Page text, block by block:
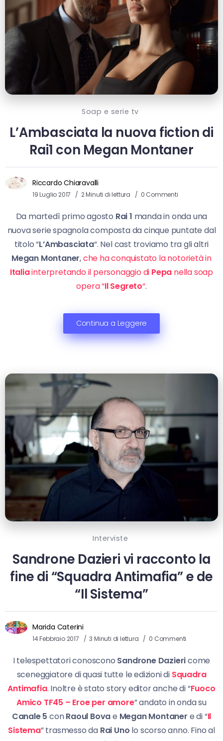
Soap e serie tv
L’Ambasciata la nuova fiction di
Rai1 con Megan Montaner
Riccardo Chiaravalli
19 Luglio 2017 2 Minuti di lettura 0 Commenti
Da martedì primo agosto Rai 1 manda in onda una
nuova serie spagnola composta da cinque puntate dal
titolo “L’Ambasciata“. Nel cast troviamo tra gli altri
Megan Montaner,che ha conquistato la notorietà in
Italiainterpretando il personaggio di Pepa nella soap
opera “Il Segreto“.
Continua a Leggere
Interviste
Sandrone Dazieri vi racconto la
fine di “Squadra Antimafia” e de
“Il Sistema”
Marida Caterini
14 Febbraio 2017 3 Minuti di lettura 0 Commenti
I telespettatori conoscono Sandrone Daziericome
sceneggiatore di quasi tutte le edizioni di Squadra
Antimafia. Inoltre è stato story editor anche di “Fuoco
Amico TF45 – Eroe per amore” andato in onda su
Canale 5 conRaoul Bovae Megan Montaner e di “Il
Sistema” trasmesso da Rai Uno lo scorso anno. Fino al